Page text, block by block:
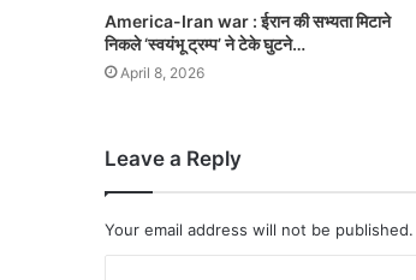
America-Iran war : ईरान की सभ्यता मिटाने
निकले ‘स्वयंभू ट्रम्प’ ने टेके घुटने…
April 8, 2026
Leave a Reply
Your email address will not be published.